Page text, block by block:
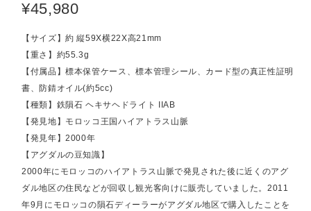
¥45,980
【サイズ】約 縦59X横22X高21mm
【重さ】約55.3g
【付属品】標本保管ケース、標本管理シール、カード型の真正性証明
書、防錆オイル(約5cc)
【種類】鉄隕石 ヘキサヘドライト IIAB
【発見地】モロッコ王国ハイアトラス山脈
【発見年】2000年
【アグダルの豆知識】
2000年にモロッコのハイアトラス山脈で発見された後に近くのアグ
ダル地区の住民などが回収し観光客向けに販売していました。2011
年9月にモロッコの隕石ディーラーがアグダル地区で購入したことを